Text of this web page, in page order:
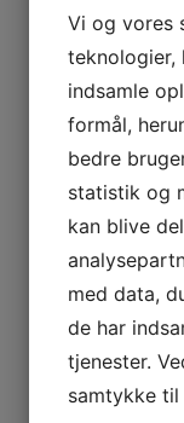
november
september
juli 2025
marts 2025
februar 2025
november 2024
maj 2024
februar 2024
januar 2024
december
november
oktober 2023
september
juli 2023
april 2023
marts 2023
januar 2023
Vi og vores
teknologier,
indsamle
formål,
bedre
statistik og
kan blive
med data,
de har
tjenester.
samtykke